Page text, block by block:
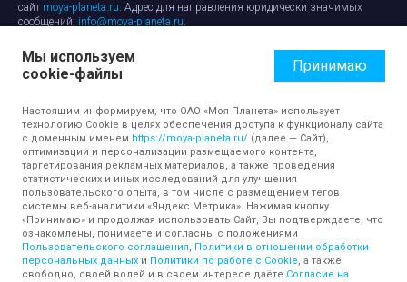
сайт moya-planeta.ru. Адрес для направления юридически значимых
сообщений: info@moya-planeta.ru.
Правила сайтаРабота с cookie-файлами
Защита персональных данных
Обработка персональных данных
Мы используем
cookie-файлы
Принимаю
Настоящим информируем, что ОАО «Моя Планета» использует
технологию Cookie в целях обеспечения доступа к функционалу сайта
с доменным именем https://moya-planeta.ru/ (далее — Сайт),
оптимизации и персонализации размещаемого контента,
таргетирования рекламных материалов, а также проведения
статистических и иных исследований для улучшения
пользовательского опыта, в том числе с размещением тегов
системы веб-аналитики «Яндекс Метрика». Нажимая кнопку
«Принимаю» и продолжая использовать Сайт, Вы подтверждаете, что
ознакомлены, понимаете и согласны с положениями
Пользовательского соглашения, Политики в отношении обработки
персональных данных и Политики по работе с Cookie, а также
свободно, своей волей и в своем интересе даёте Согласие на